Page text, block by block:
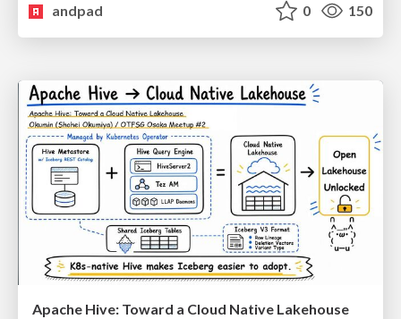
andpad
0 150
Apache Hive: Toward a Cloud Native Lakehouse